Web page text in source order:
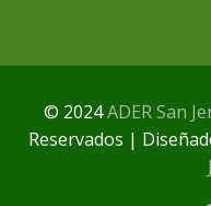
© 2024ADER San
Reservados |